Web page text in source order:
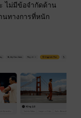
ไม่มีข้อจำกัดด้าน
นทางการที่หนัก